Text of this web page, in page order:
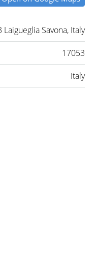
Savona, Italy
17053
Italy